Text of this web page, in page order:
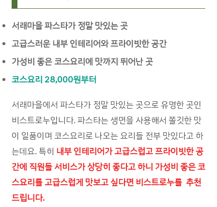
서래마을 파스타가 정말 맛있는 곳
고급스러운 내부 인테리어와 프라이빗한 공간
가성비 좋은 코스요리에 맛까지 뛰어난 곳
코스요리 28,000원부터
서래마을에서 파스타가 정말 맛있는 곳으로 유명한 곳인
비스트로누입니다. 파스타는 생면을 사용해서 쫄깃한 맛
이 일품이며 코스요리로 나오는 요리들 전부 맛있다고 하
는데요. 특히 내부 인테리어가 고급스럽고 프라이빗한 공
간에 직원들 서비스가 상당히 좋다고 하니 가성비 좋은 코
스요리를 고급스럽게 맛보고 싶다면 비스트로누를 추천
드립니다.